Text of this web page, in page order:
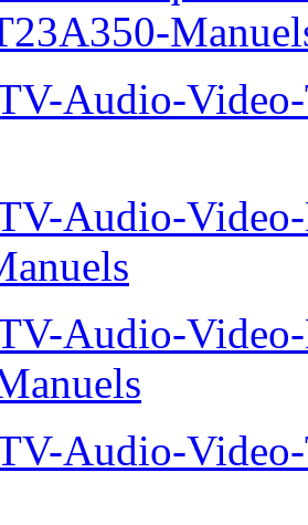
Audio-
Audio-
Audio-
Audio-